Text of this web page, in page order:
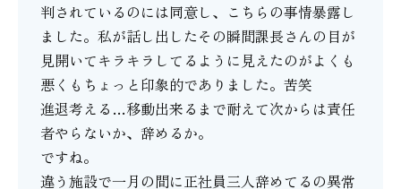
判されているのには同意し、こちらの事情暴露し
ました。私が話し出したその瞬間課長さんの目が
見開いてキラキラしてるように見えたのがよくも
悪くもちょっと印象的でありました。苦笑
進退考える…移動出来るまで耐えて次からは責任
者やらないか、辞めるか。
ですね。
違う施設で一月の間に正社員三人辞めてるの異常